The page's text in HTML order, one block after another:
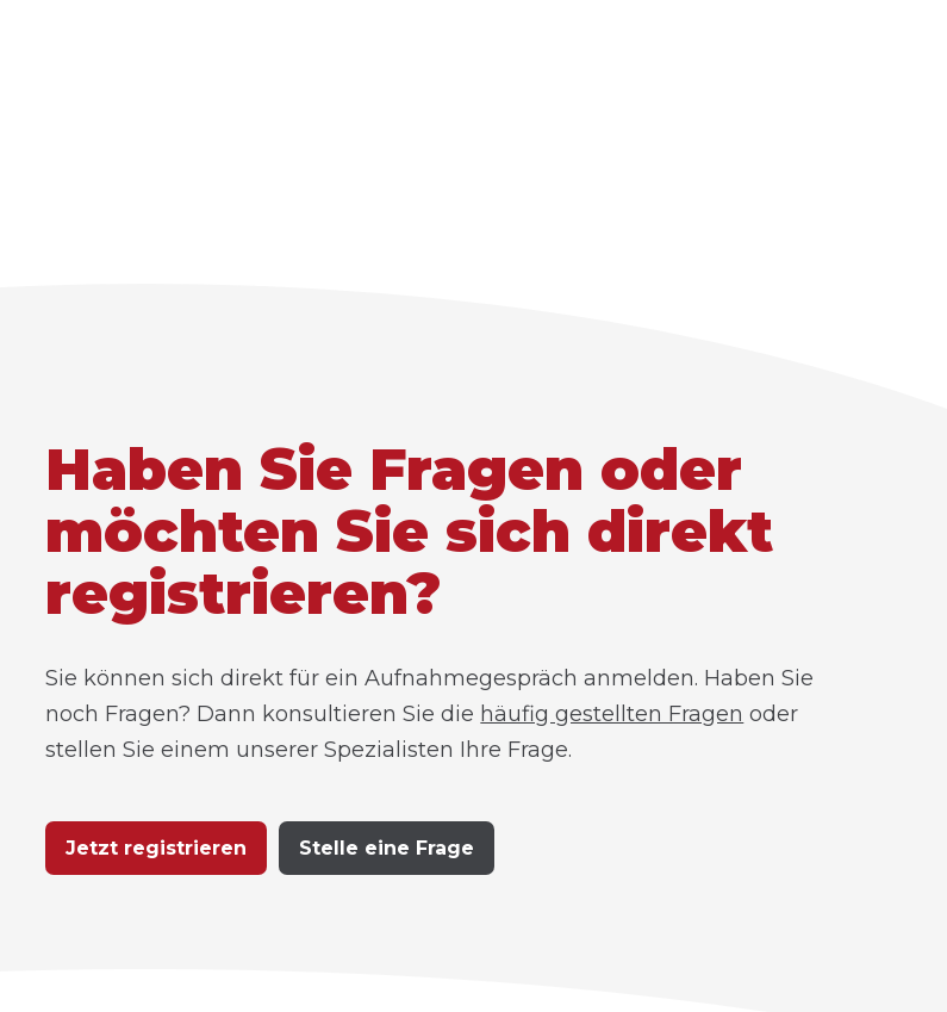
Haben Sie Fragen oder
möchten Sie sich direkt
registrieren?
Sie können sich direkt für ein Aufnahmegespräch anmelden. Haben Sie
noch Fragen? Dann konsultieren Sie die häufig gestellten Fragen oder
stellen Sie einem unserer Spezialisten Ihre Frage.
Jetzt registrieren Stelle eine Frage